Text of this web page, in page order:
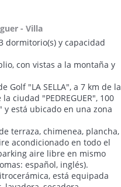
- Villa
dormitorio(s) y capacidad
con vistas a la montaña y
Golf "LA SELLA", a 7 km de la
ciudad "PEDREGUER", 100
y está ubicado en una zona
terraza, chimenea, plancha,
acondicionado en todo el
aire libre en mismo
español, inglés).
está equipada